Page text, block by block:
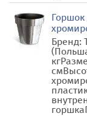
Горшок
Бренд: